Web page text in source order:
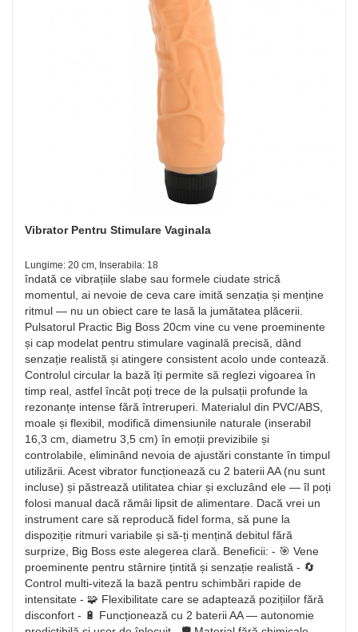
Vibrator Pentru Stimulare Vaginala
Lungime: 20 cm, Inserabila: 18
îndată ce vibrațiile slabe sau formele ciudate strică
momentul, ai nevoie de ceva care imită senzația și menține
ritmul — nu un obiect care te lasă la jumătatea plăcerii.
Pulsatorul Practic Big Boss 20cm vine cu vene proeminente
și cap modelat pentru stimulare vaginală precisă, dând
senzație realistă și atingere consistent acolo unde contează.
Controlul circular la bază îți permite să reglezi vigoarea în
timp real, astfel încât poți trece de la pulsații profunde la
rezonanțe intense fără întreruperi. Materialul din PVC/ABS,
moale și flexibil, modifică dimensiunile naturale (inserabil
16,3 cm, diametru 3,5 cm) în emoții previzibile și
controlabile, eliminând nevoia de ajustări constante în timpul
utilizării. Acest vibrator funcționează cu 2 baterii AA (nu sunt
incluse) și păstrează utilitatea chiar și excluzând ele — îl poți
folosi manual dacă rămâi lipsit de alimentare. Dacă vrei un
instrument care să reproducă fidel forma, să pune la
dispoziție ritmuri variabile și să-ți mențină debitul fără
surprize, Big Boss este alegerea clară. Beneficii: - 🎯 Vene
proeminente pentru stârnire țintită și senzație realistă - 🔄
Control multi-viteză la bază pentru schimbări rapide de
intensitate - 🧩 Flexibilitate care se adaptează pozițiilor fără
disconfort - 🔋 Funcționează cu 2 baterii AA — autonomie